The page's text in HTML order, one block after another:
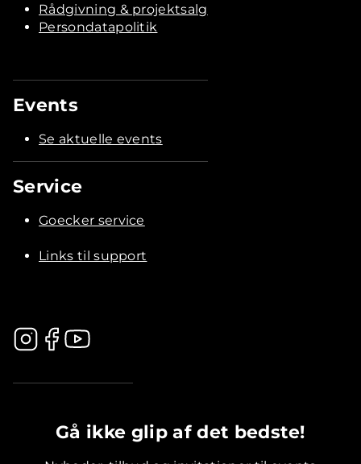
Rådgivning & projektsalg
Persondatapolitik
Events
Se aktuelle events
Service
Goecker service
Links til support
Gå ikke glip af det bedste!